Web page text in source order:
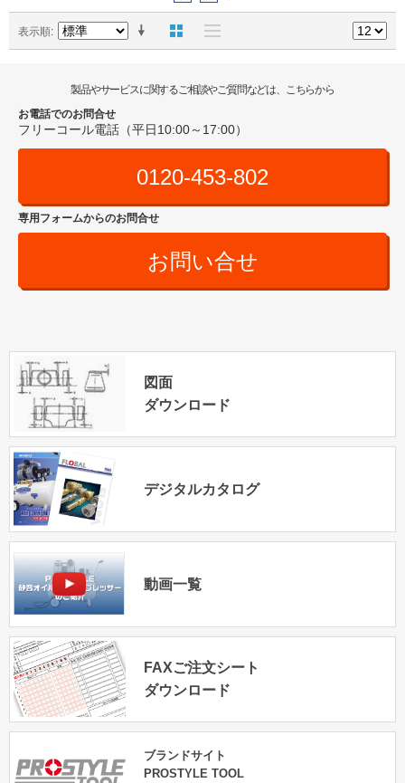
表示順
製品やサービスに関するご相談やご質問などは、こちらから
お電話でのお問合せ
フリーコール電話（平日10:00～17:00）
0120-453-802
専用フォームからのお問合せ
お問い合せ
図面
ダウンロード
デジタルカタログ
動画一覧
FAXご注文シート
ダウンロード
ブランドサイト
PROSTYLE TOOL